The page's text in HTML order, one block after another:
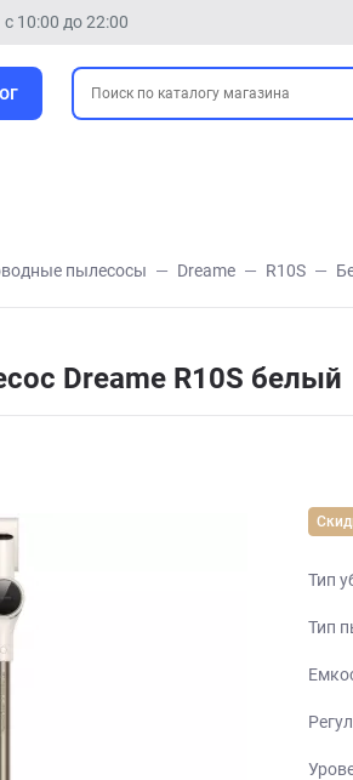
с 10:00 до 22:00
пылесосы Dreame R10S
Dreame R10S белый
Тип
Тип